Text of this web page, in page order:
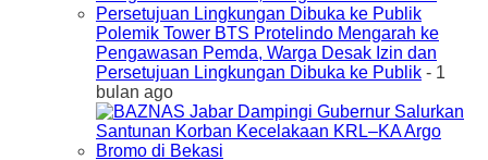
Polemik Tower BTS Protelindo Mengarah ke
Pengawasan Pemda, Warga Desak Izin dan
Persetujuan Lingkungan Dibuka ke Publik - 1
bulan ago